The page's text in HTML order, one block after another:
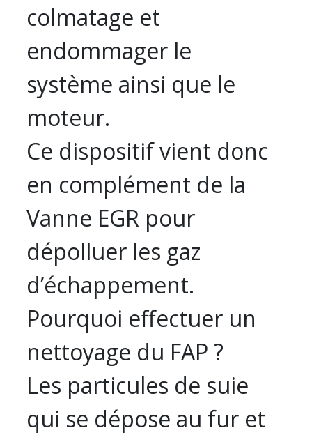
colmatage et
endommager le
système ainsi que le
moteur.
Ce dispositif vient donc
en complément de la
Vanne EGR pour
dépolluer les gaz
d’échappement.
Pourquoi effectuer un
nettoyage du FAP ?
Les particules de suie
qui se dépose au fur et